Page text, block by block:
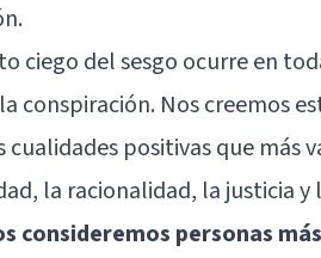
ciego del sesgo ocurre en
conspiración. Nos creemos
positivas que más
la racionalidad, la justicia y
consideremos personas